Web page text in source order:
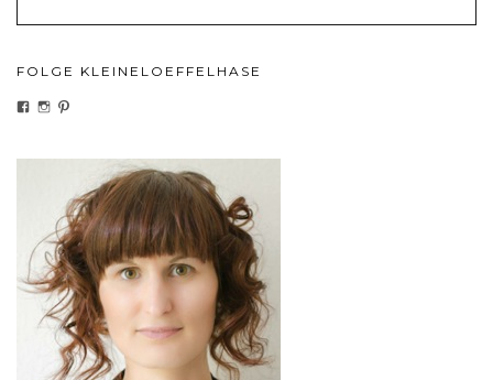
FOLGE KLEINELOEFFELHASE
PROFIL
FACEBOOK
PROFIL
INSTAGRAM
ANZEIGEN
PINTEREST
ANZEIGEN